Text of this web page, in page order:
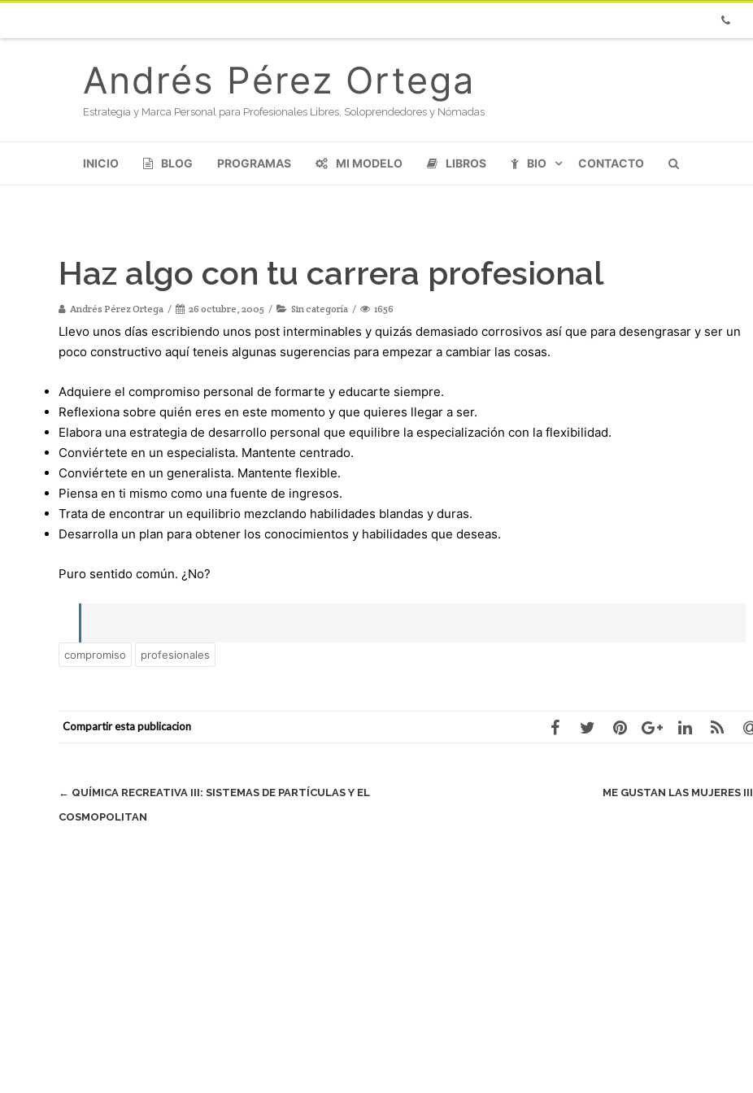
Andrés Pérez Ortega
Estrategia y Marca Personal para Profesionales Libres, Soloprendedores y Nómadas
INICIO BLOG PROGRAMAS MI MODELO LIBROS BIO CONTACTO
Haz algo con tu carrera profesional
Andrés Pérez Ortega 26 octubre, 2005 Sin categoría 1656
Llevo unos días escribiendo unos post interminables y quizás demasiado corrosivos así que para desengrasar y ser un
poco constructivo aquí teneis algunas sugerencias para empezar a cambiar las cosas.
Adquiere el compromiso personal de formarte y educarte siempre.
Reflexiona sobre quién eres en este momento y que quieres llegar a ser.
Elabora una estrategia de desarrollo personal que equilibre la especialización con la flexibilidad.
Conviértete en un especialista. Mantente centrado.
Conviértete en un generalista. Mantente flexible.
Piensa en ti mismo como una fuente de ingresos.
Trata de encontrar un equilibrio mezclando habilidades blandas y duras.
Desarrolla un plan para obtener los conocimientos y habilidades que deseas.
Puro sentido común. ¿No?
compromiso profesionales
Compartir esta publicacion
Navegación
de
← QUÍMICA RECREATIVA III: SISTEMAS DE PARTÍCULAS Y EL
COSMOPOLITAN
ME GUSTAN LAS MUJERES III